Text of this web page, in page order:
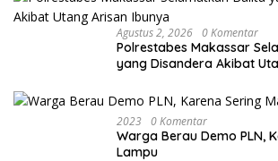
Agustus 2, 2026 0 Komentar
Polrestabes Makassar
yang Disandera Akibat
2023 0 Komentar
Warga Berau Demo PLN,
Lampu